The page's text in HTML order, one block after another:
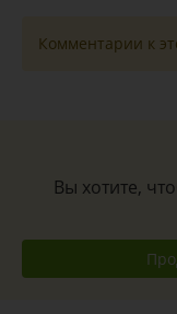
Комментарии к
Вы хотите,